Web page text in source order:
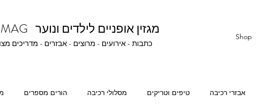
BIKEMAG מגזין אופניים לילדים ונוער
כתבות - אירועים - מרוצים - אבזרים - מדריכים
Shop
אבזרי רכיבה טיפים וטריקים מסלולי רכיבה הורים מספרים